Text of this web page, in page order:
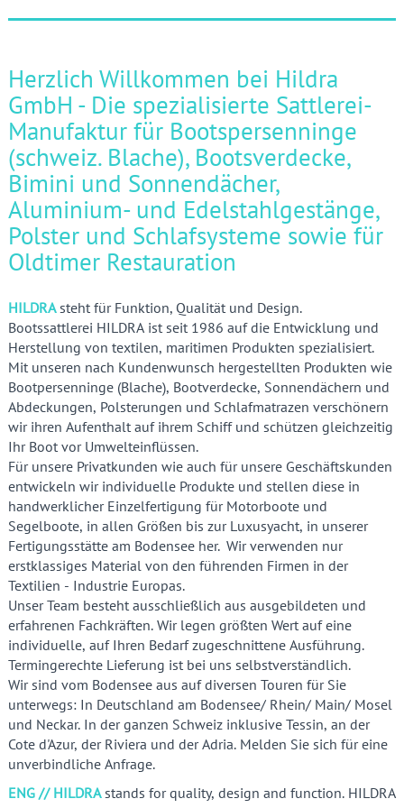
Herzlich Willkommen bei Hildra
GmbH - Die spezialisierte Sattlerei-
Manufaktur für Bootspersenninge
(schweiz. Blache), Bootsverdecke,
Bimini und Sonnendächer,
Aluminium- und Edelstahlgestänge,
Polster und Schlafsysteme sowie für
Oldtimer Restauration
HILDRAsteht für Funktion, Qualität und Design.
Bootssattlerei HILDRA ist seit 1986 auf die Entwicklung und
Herstellung von textilen, maritimen Produkten spezialisiert.
Mit unseren nach Kundenwunsch hergestellten Produkten wie
Bootpersenninge (Blache), Bootverdecke, Sonnendächern und
Abdeckungen, Polsterungen und Schlafmatrazen verschönern
wir ihren Aufenthalt auf ihrem Schiff und schützen gleichzeitig
Ihr Boot vor Umwelteinflüssen.
Für unsere Privatkunden wie auch für unsere Geschäftskunden
entwickeln wir individuelle Produkte und stellen diese in
handwerklicher Einzelfertigung für Motorboote und
Segelboote, in allen Größen bis zur Luxusyacht, in unserer
Fertigungsstätte am Bodensee her. Wir verwenden nur
erstklassiges Material von den führenden Firmen in der
Textilien - Industrie Europas.
Unser Team besteht ausschließlich aus ausgebildeten und
erfahrenen Fachkräften. Wir legen größten Wert auf eine
individuelle, auf Ihren Bedarf zugeschnittene Ausführung.
Termingerechte Lieferung ist bei uns selbstverständlich.
Wir sind vom Bodensee aus auf diversen Touren für Sie
unterwegs: In Deutschland am Bodensee/ Rhein/ Main/ Mosel
und Neckar. In der ganzen Schweiz inklusive Tessin, an der
Cote d'Azur, der Riviera und der Adria. Melden Sie sich für eine
unverbindliche Anfrage.
ENG // HILDRAstands for quality, design and function. HILDRA